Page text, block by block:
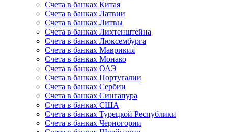
Счета в банках Китая
Счета в банках Латвии
Счета в банках Литвы
Счета в банках Лихтенштейна
Счета в банках Люксембурга
Счета в банках Маврикия
Счета в банках Монако
Счета в банках ОАЭ
Счета в банках Португалии
Счета в банках Сербии
Счета в банках Сингапура
Счета в банках США
Счета в банках Турецкой Республики
Счета в банках Черногории